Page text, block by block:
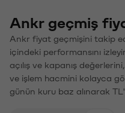
Ankr geçmiş
Ankr fiyat geçmişini takip
içindeki performansını
açılış ve kapanış
ve işlem hacmini kolayca
günün kuru baz alınarak